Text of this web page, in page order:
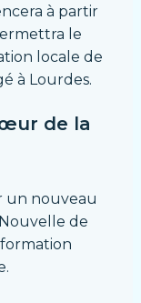
à partir
le
locale de
à Lourdes.
de la
un nouveau
de